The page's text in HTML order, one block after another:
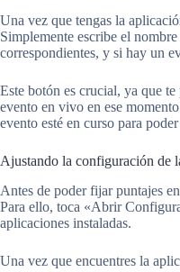
Una vez que tengas la
Simplemente escribe el
correspondientes, y si hay un
Este botón es crucial, ya que
evento en vivo en ese
evento esté en curso para
Ajustando la configuración de
Antes de poder fijar puntajes
Para ello, toca «Abrir
aplicaciones instaladas.
Una vez que encuentres la